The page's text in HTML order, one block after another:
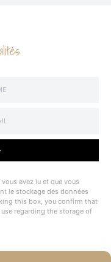
avez lu et que vous
le stockage des données
this box, you confirm that
regarding the storage of